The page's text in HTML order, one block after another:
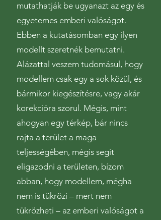
mutathatják be ugyanazt az egy és
egyetemes emberi valóságot.
Ebben a kutatásomban egy ilyen
modellt szeretnék bemutatni.
Alázattal veszem tudomásul, hogy
modellem csak egy a sok közül, és
bármikor kiegészítésre, vagy akár
korekcióra szorul. Mégis, mint
ahogyan egy térkép, bár nincs
rajta a terület a maga
teljességében, mégis segít
eligazodni a területen, bízom
abban, hogy modellem, mégha
nem is tükrözi – mert nem
tükrözheti – az emberi valóságot a